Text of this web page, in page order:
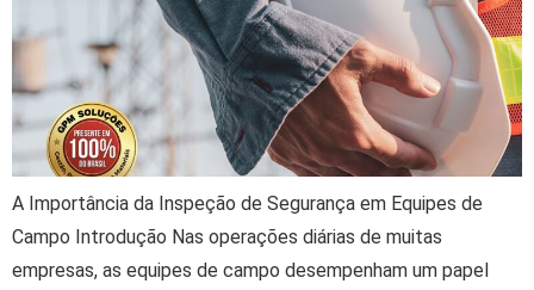
A Importância da Inspeção de Segurança em Equipes de
Campo Introdução Nas operações diárias de muitas
empresas, as equipes de campo desempenham um papel